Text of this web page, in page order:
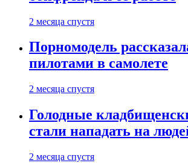
2 месяца спустя
Порномодель
пилотами в самолете
2 месяца спустя
Голодные
стали нападать на
2 месяца спустя